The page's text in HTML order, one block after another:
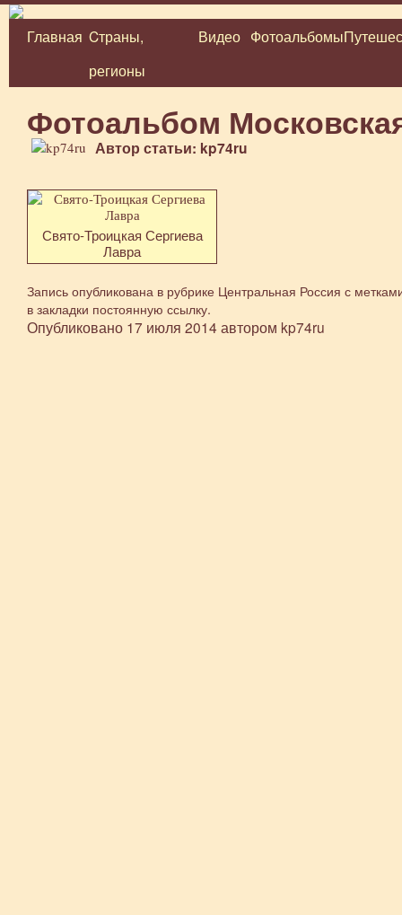
Перейти
Главная Cтраны,
регионы
Видео Фотоальбомы
Фотоальбом
Автор статьи: kp74ru
Свято-Троицкая Сергиева
Лавра
Запись опубликована в рубрике Центральная Россия с
в закладки постоянную ссылку.
Опубликовано 17 июля 2014 автором kp74ru